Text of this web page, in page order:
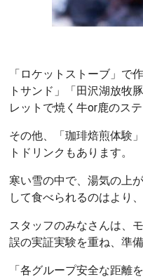
「ロケットストーブ」で
トサンド」「田沢湖放牧
レットで焼く牛or鹿のステ
その他、「珈琲焙煎体験
トドリンクもあります。
寒い雪の中で、湯気の上
して食べられるのはより
スタッフのみなさんは、
誤の実証実験を重ね、準
「各グループ安全な距離